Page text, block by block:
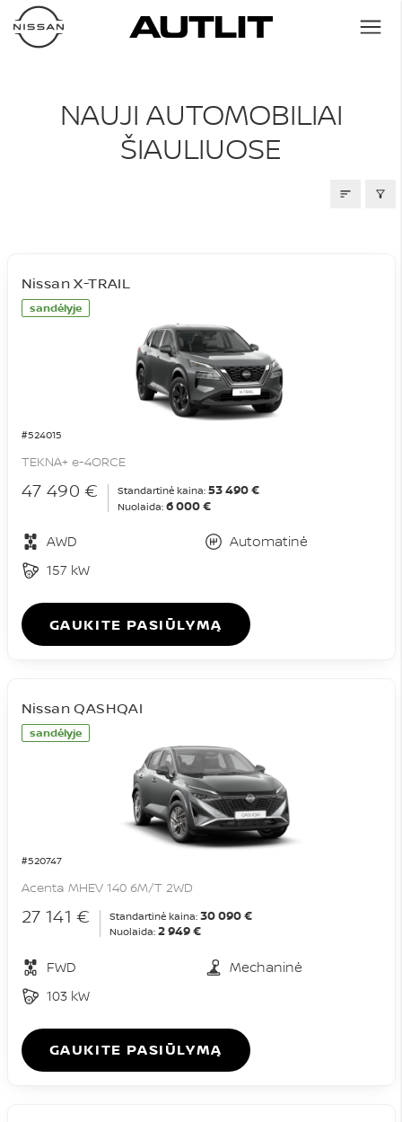
NAUJI AUTOMOBILIAI
NAUJI AUTOMOBILIAI
ŠIAULIUOSE
sandėlyje
#524015
Nissan X-TRAIL
TEKNA+ e-4ORCE
47 490 € Standartinė kaina: 53 490 €
Nuolaida: 6 000 €
AWD
Automatinė
157 kW
GAUKITE PASIŪLYMĄ
sandėlyje
#520747
Nissan QASHQAI
Acenta MHEV 140 6M/T 2WD
27 141 € Standartinė kaina: 30 090 €
Nuolaida: 2 949 €
FWD
Mechaninė
103 kW
GAUKITE PASIŪLYMĄ